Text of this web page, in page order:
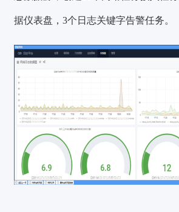
据仪表盘 ，3个日志关键字告警任务。